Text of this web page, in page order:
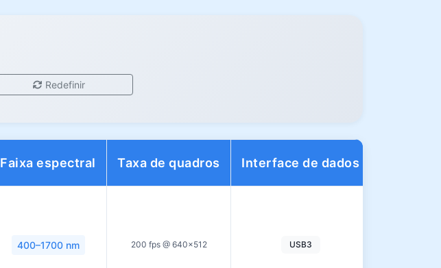
Redefinir
Faixa espectral Taxa de quadros Interface de dados
400–1700 nm 200 fps @ 640×512 USB3